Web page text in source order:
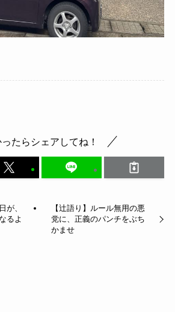
ったらシェアしてね！
が、
るよ
【辻語り】ルール無用の悪
党に、正義のパンチをぶち
かませ